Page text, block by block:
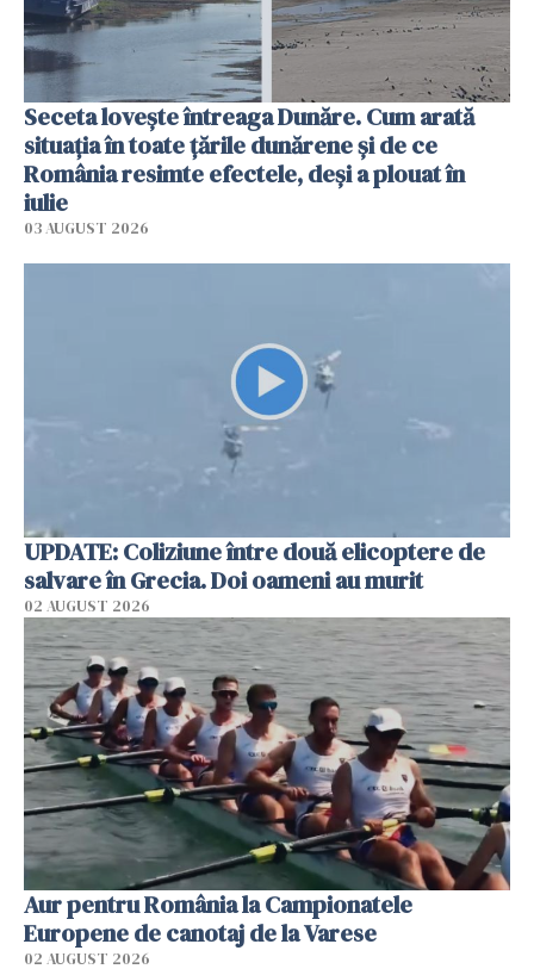
Seceta lovește întreaga Dunăre. Cum arată
situația în toate țările dunărene și de ce
România resimte efectele, deși a plouat în
iulie
03 AUGUST 2026
UPDATE: Coliziune între două elicoptere de
salvare în Grecia. Doi oameni au murit
02 AUGUST 2026
Aur pentru România la Campionatele
Europene de canotaj de la Varese
02 AUGUST 2026